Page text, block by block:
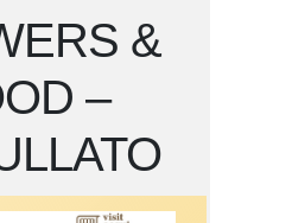
&
–